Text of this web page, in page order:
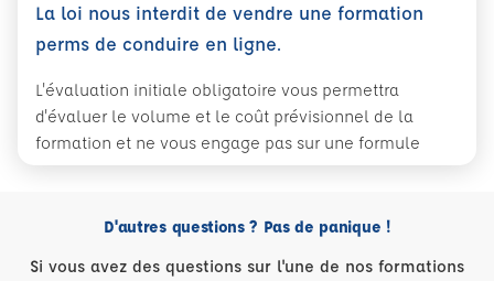
La loi nous interdit de vendre une formation
perms de conduire en ligne.
L'évaluation initiale obligatoire vous permettra
d'évaluer le volume et le coût prévisionnel de la
formation et ne vous engage pas sur une formule
D'autres questions ? Pas de panique !
Si vous avez des questions sur l'une de nos formations